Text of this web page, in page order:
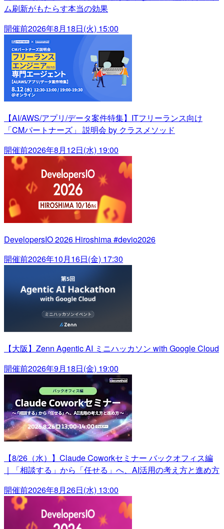
ム刷新がもたらす本当の効果
開催前2026年8月18日(火) 15:00
【AI/AWS/アプリ/データ案件特集】ITフリーランス向け
「CMパートナーズ」 説明会 by クラスメソッド
開催前2026年8月12日(水) 19:00
DevelopersIO 2026 Hiroshima #devio2026
開催前2026年10月16日(金) 17:30
【大阪】Zenn Agentic AI ミニハッカソン with Google Cloud
開催前2026年9月18日(金) 19:00
【8/26（水）】Claude Coworkセミナー バックオフィス編
｜「相談する」から「任せる」へ、AI活用の考え方と進め方
開催前2026年8月26日(水) 13:00